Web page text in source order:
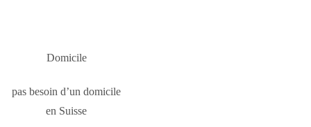
Domicile
pas besoin d’un domicile
en Suisse